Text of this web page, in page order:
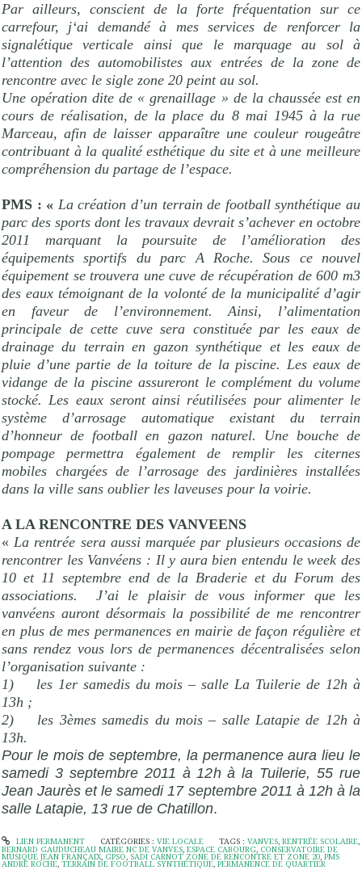
Par ailleurs, conscient de la forte fréquentation sur ce
carrefour, j‘ai demandé à mes services de renforcer la
signalétique verticale ainsi que le marquage au sol à
l’attention des automobilistes aux entrées de la zone de
rencontre avec le sigle zone 20 peint au sol.
Une opération dite de « grenaillage » de la chaussée est en
cours de réalisation, de la place du 8 mai 1945 à la rue
Marceau, afin de laisser apparaître une couleur rougeâtre
contribuant à la qualité esthétique du site et à une meilleure
compréhension du partage de l’espace.
PMS : « La création d’un terrain de football synthétique au
parc des sports dont les travaux devrait s’achever en octobre
2011 marquant la poursuite de l’amélioration des
équipements sportifs du parc A Roche. Sous ce nouvel
équipement se trouvera une cuve de récupération de 600 m3
des eaux témoignant de la volonté de la municipalité d’agir
en faveur de l’environnement. Ainsi, l’alimentation
principale de cette cuve sera constituée par les eaux de
drainage du terrain en gazon synthétique et les eaux de
pluie d’une partie de la toiture de la piscine. Les eaux de
vidange de la piscine assureront le complément du volume
stocké. Les eaux seront ainsi réutilisées pour alimenter le
système d’arrosage automatique existant du terrain
d’honneur de football en gazon naturel. Une bouche de
pompage permettra également de remplir les citernes
mobiles chargées de l’arrosage des jardinières installées
dans la ville sans oublier les laveuses pour la voirie.
A LA RENCONTRE DES VANVEENS
« La rentrée sera aussi marquée par plusieurs occasions de
rencontrer les Vanvéens : Il y aura bien entendu le week des
10 et 11 septembre end de la Braderie et du Forum des
associations.
J’ai le plaisir de vous informer que les
vanvéens auront désormais la possibilité de me rencontrer
en plus de mes permanences en mairie de façon régulière et
sans rendez vous lors de permanences décentralisées selon
l’organisation suivante :
1) les 1er samedis du mois – salle La Tuilerie de 12h à
13h ;
2) les 3èmes samedis du mois – salle Latapie de 12h à
13h.
Pour le mois de septembre, la permanence aura lieu le
samedi 3 septembre 2011 à 12h à la Tuilerie, 55 rue
Jean Jaurès et le samedi 17 septembre 2011 à 12h à la
salle Latapie, 13 rue de Chatillon.
LIEN PERMANENT CATÉGORIES : VIE LOCALE TAGS :VANVES ,RENTRÉE SCOLAIRE
BERNARD GAUDUCHEAU MAIRE NC DE VANVES ESPACE CABOURG CONSERVATOIRE DE
MUSIQUE JEAN FRANÇAIX GPSO SADI CARNOT ZONE DE RENCONTRE ET ZONE 20 PMS
ANDRÉ ROCHE TERRAIN DE FOOTBALL SYNTHÉTIQUE PERMANENCE DE QUARTIER